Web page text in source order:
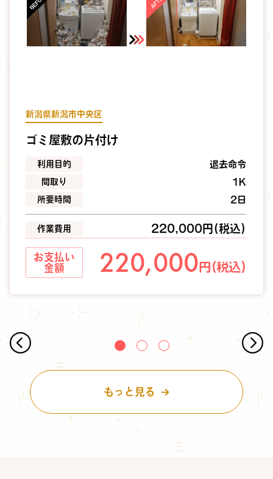
新潟県新潟市中央区
ゴミ屋敷の片付け
利用目的 退去命令
間取り 1K
所要時間 2日
作業費用 220,000円(税込)
お支払い
金額
220,000 円(税込)
もっと見る